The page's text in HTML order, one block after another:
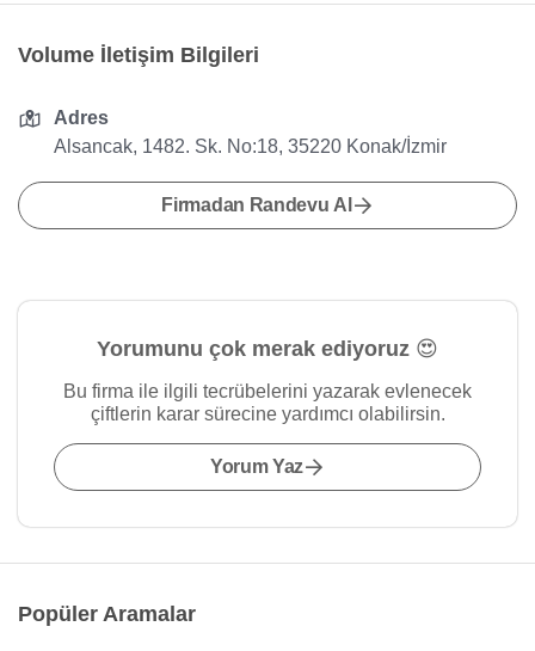
Volume İletişim Bilgileri
Adres
Alsancak, 1482. Sk. No:18, 35220 Konak/İzmir
Firmadan Randevu Al
Yorumunu çok merak ediyoruz 😍
Bu firma ile ilgili tecrübelerini yazarak evlenecek
çiftlerin karar sürecine yardımcı olabilirsin.
Yorum Yaz
Popüler Aramalar